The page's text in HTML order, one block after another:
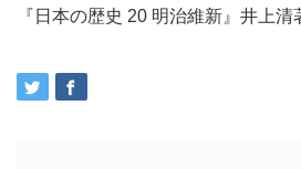
『日本の歴史 20 明治維新』井上